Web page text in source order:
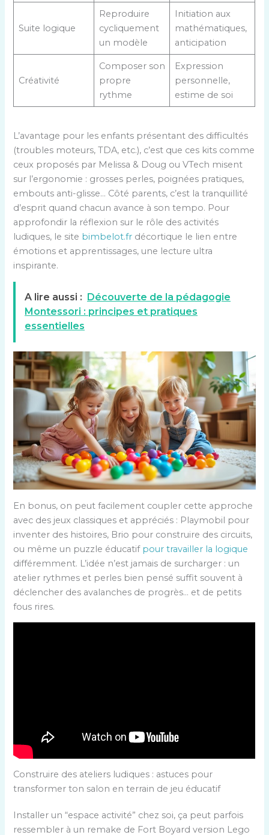
Suite logique
Reproduire
cycliquement
un modèle
Initiation aux
mathématiques,
anticipation
Créativité
Composer son
propre
rythme
Expression
personnelle,
estime de soi
L’avantage pour les enfants présentant des difficultés
(troubles moteurs, TDA, etc.), c’est que ces kits comme
ceux proposés par Melissa & Doug ou VTech misent
sur l’ergonomie : grosses perles, poignées pratiques,
embouts anti-glisse… Côté parents, c’est la tranquillité
d’esprit quand chacun avance à son tempo. Pour
approfondir la réflexion sur le rôle des activités
ludiques, le site bimbelot.fr décortique le lien entre
émotions et apprentissages, une lecture ultra
inspirante.
A lire aussi :
Découverte de la pédagogie
Montessori : principes et pratiques
essentielles
En bonus, on peut facilement coupler cette approche
avec des jeux classiques et appréciés : Playmobil pour
inventer des histoires, Brio pour construire des circuits,
ou même un puzzle éducatif pour travailler la logique
différemment. L’idée n’est jamais de surcharger : un
atelier rythmes et perles bien pensé suffit souvent à
déclencher des avalanches de progrès… et de petits
fous rires.
Construire des ateliers ludiques : astuces pour
transformer ton salon en terrain de jeu éducatif
Installer un “espace activité” chez soi, ça peut parfois
ressembler à un remake de Fort Boyard version Lego